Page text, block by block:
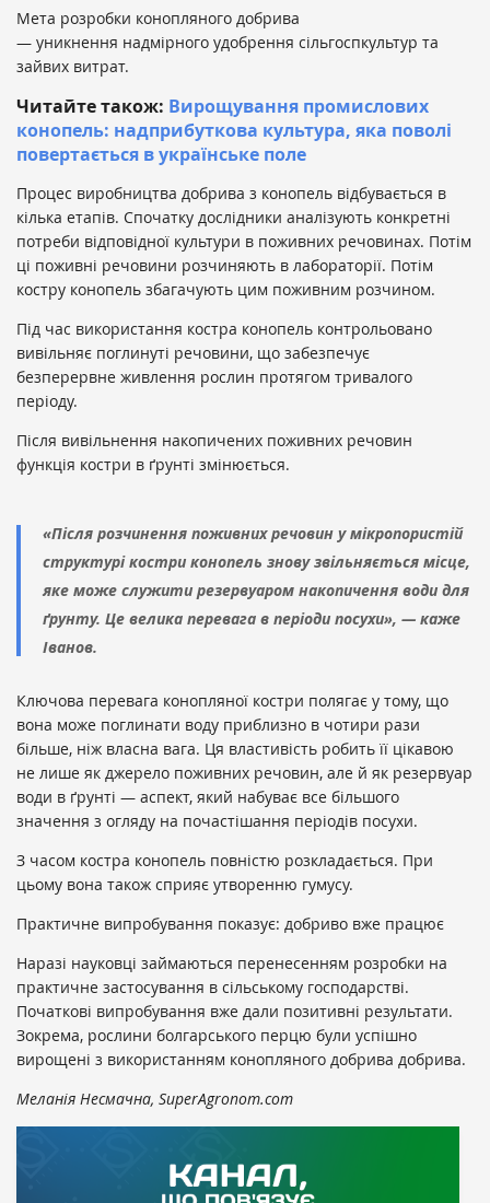
Мета розробки конопляного добрива
— уникнення надмірного удобрення сільгоспкультур та
зайвих витрат.
Читайте також: Вирощування промислових
конопель: надприбуткова культура, яка поволі
повертається в українське поле
Процес виробництва добрива з конопель відбувається в
кілька етапів. Спочатку дослідники аналізують конкретні
потреби відповідної культури в поживних речовинах. Потім
ці поживні речовини розчиняють в лабораторії. Потім
костру конопель збагачують цим поживним розчином.
Під час використання костра конопель контрольовано
вивільняє поглинуті речовини, що забезпечує
безперервне живлення рослин протягом тривалого
періоду.
Після вивільнення накопичених поживних речовин
функція костри в ґрунті змінюється.
«Після розчинення поживних речовин у мікропористій
структурі костри конопель знову звільняється місце,
яке може служити резервуаром накопичення води для
ґрунту. Це велика перевага в періоди посухи», — каже
Іванов.
Ключова перевага конопляної костри полягає у тому, що
вона може поглинати воду приблизно в чотири рази
більше, ніж власна вага. Ця властивість робить її цікавою
не лише як джерело поживних речовин, але й як резервуар
води в ґрунті — аспект, який набуває все більшого
значення з огляду на почастішання періодів посухи.
З часом костра конопель повністю розкладається. При
цьому вона також сприяє утворенню гумусу.
Практичне випробування показує: добриво вже працює
Наразі науковці займаються перенесенням розробки на
практичне застосування в сільському господарстві.
Початкові випробування вже дали позитивні результати.
Зокрема, рослини болгарського перцю були успішно
вирощені з використанням конопляного добрива добрива.
Меланія Несмачна, SuperAgronom.com